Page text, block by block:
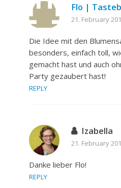
Flo |
21. February
Die Idee mit den
besonders, einfach toll,
gemacht hast und auch
Party gezaubert hast!
REPLY
Izabella
21. February
Danke lieber Flo!
REPLY